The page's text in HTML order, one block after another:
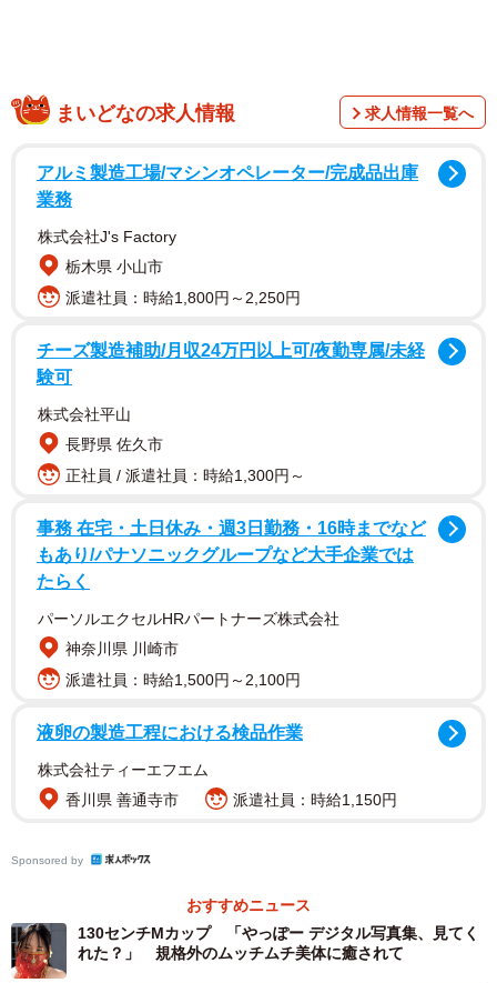
誌掲載が叶いました！！なんと、まよ初水着解禁です ♡ い
ままで見たことの無いまよの一面がたくさん詰め込まれた
グラビアになっています♡ 」「いろんな表情のまよをぜひ
たっぷり楽しんでね ⟡.· デジタル写真集販売数が今後のお仕
事に繋がる大切な指標になります、、！！誌面だけでなく
も繋がる大切な指標になります、、 ⟡.·ぜひたくさんの方に
見ていただけたら嬉しいです」など投稿。撮影時の画像な
【絢瀬まよさんプロフィール】
あやせまよ ８月23日生まれ 千葉県出身 T153・
B80(G)0W60H85 小学校１年生から高校１年生までクラシ
ックバレエを習っており、ロシア留学や全国コンクールで
銀賞、銅賞の受賞経験がある。2023～2025年に東京でアイ
ドル活動をしていた。その後、コンセプトカフェ「舞々悪
まいどなの求人情報 求人情報一覧へ
アルミ製造工場/マシンオペレーター/完成品出庫
業務
株式会社J's Factory
栃木県 小山市
派遣社員：時給1,800円～2,250円
チーズ製造補助/月収24万円以上可/夜勤専属/未経
験可
株式会社平山
長野県 佐久市
正社員 / 派遣社員：時給1,300円～
事務 在宅・土日休み・週3日勤務・16時までなど
もあり/パナソニックグループなど大手企業では
たらく
パーソルエクセルHRパートナーズ株式会社
神奈川県 川崎市
派遣社員：時給1,500円～2,100円
液卵の製造工程における検品作業
株式会社ティーエフエム
香川県 善通寺市
派遣社員：時給1,150円
Sponsored by
おすすめニュース
130センチMカップ 「やっぽー デジタル写真集、見てく
れた？」 規格外のムッチムチ美体に癒されて